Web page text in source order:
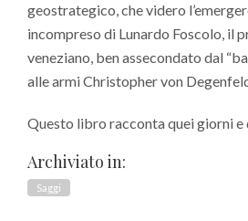
geostrategico, che videro
incompreso di Lunardo Foscolo, il
veneziano, ben assecondato dal
alle armi Christopher von
Questo libro racconta quei giorni e
Archiviato in:
Saggi